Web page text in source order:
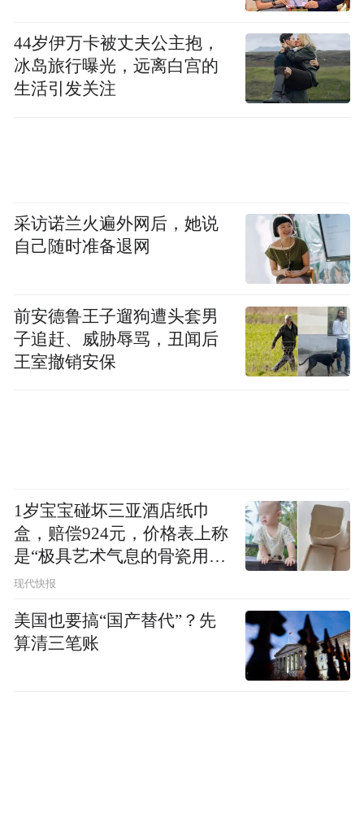
但如果他们也都纷纷考编，那说明什么？这
或许才是大家真正应该关心的问题。
（作者系中国新闻周刊文化部主任）
频)为凤凰网旗下自媒体平台“大风号”用户上传并发
布，本平台仅提供信息存储空间服务。
Notice: The content above (including the videos,
pictures and audios if any) is uploaded and posted
platform and merely provides information storage
space services.”
44岁伊万卡被丈夫公主抱，
冰岛旅行曝光，远离白宫的
生活引发关注
采访诺兰火遍外网后，她说
自己随时准备退网
前安德鲁王子遛狗遭头套男
子追赶、威胁辱骂，丑闻后
王室撤销安保
1岁宝宝碰坏三亚酒店纸巾
盒，赔偿924元，价格表上称
是“极具艺术气息的骨瓷用
品”
现代快报
美国也要搞“国产替代”？先
算清三笔账